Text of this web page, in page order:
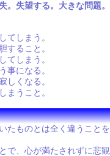
。失望する。大きな問題。
てしまう。
すること。
てしまう。
事になる。
しくなる。
まうこと。
たものとは全く違うことを
で、心が満たされずに悲観